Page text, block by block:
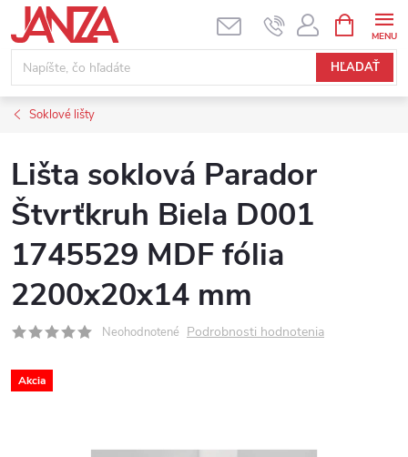
Prejsť na obsah
HĽADAŤ
Soklové lišty
Lišta soklová Parador
Štvrťkruh Biela D001
1745529 MDF fólia
2200x20x14 mm
Neohodnotené Podrobnosti hodnotenia
Akcia